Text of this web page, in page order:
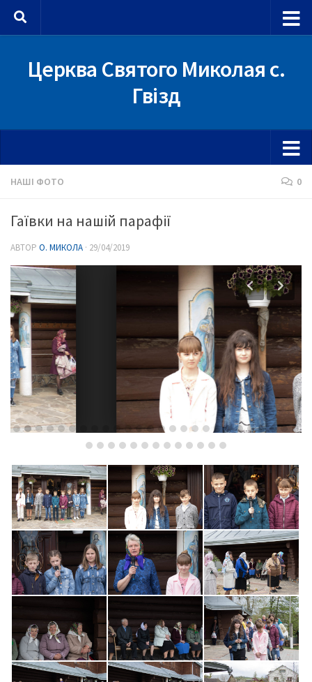
Skip to content
Церква Святого Миколая с.
Гвізд
НАШІ ФОТО 0
Гаївки на нашій парафії
АВТОР О. МИКОЛА · 29/04/2019